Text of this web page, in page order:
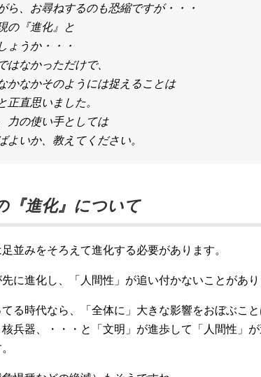
ら、お尋ねするのも恐縮ですが・・・
の『進化』と
ょうか・・・
はなかっただけで、
かなかそのようには捉えることは
正直思いました。
力の使い手としては
よいか、教えてください。
『進化』について
並みをそろえて進化する必要があります。
に進化し、「人間性」が追い付かないことがあり
る時代なら、「全体に」大きな影響をおぼぶこ
兵器、・・・と「文明」が進歩して「人間性」